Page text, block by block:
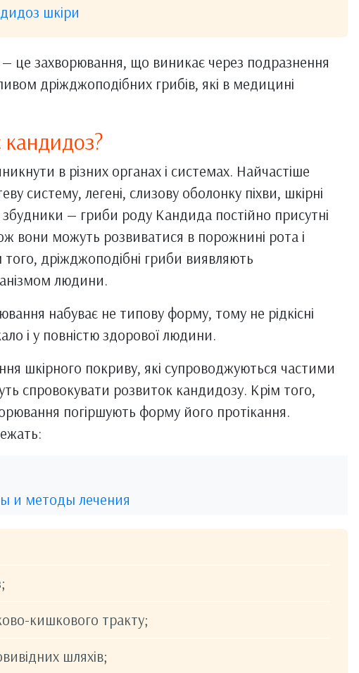
шкіри
це захворювання, що виникає через подразнення
дріжджоподібних грибів, які в медицині
в різних органах і системах. Найчастіше
систему, легені, слизову оболонку піхви, шкірні
— гриби роду Кандида постійно присутні
вони можуть розвиватися в порожнині рота і
дріжджоподібні гриби виявляють
людини.
набуває не типову форму, тому не рідкісні
і у повністю здорової людини.
шкірного покриву, які супроводжуються частими
спровокувати розвиток кандидозу. Крім того,
погіршують форму його протікання.
и методы лечения
кишкового тракту;
шляхів;